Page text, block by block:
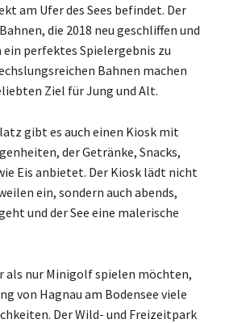
am Ufer des Sees befindet. Der
die 2018 neu geschliffen und
perfektes Spielergebnis zu
Bahnen machen
Ziel für Jung und Alt.
gibt es auch einen Kiosk mit
der Getränke, Snacks,
Eis anbietet. Der Kiosk lädt nicht
ein, sondern auch abends,
und der See eine malerische
als nur Minigolf spielen möchten,
von Hagnau am Bodensee viele
Der Wild- und Freizeitpark